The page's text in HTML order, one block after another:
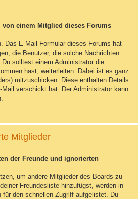
von einem Mitglied dieses Forums
Das E-Mail-Formular dieses Forums hat
die Benutzer, die solche Nachrichten
solltest einem Administrator die
hast, weiterleiten. Dabei ist es ganz
mitzuschicken. Diese enthalten Details
verschickt hat. Der Administrator kann
Mitglieder
der Freunde und ignorierten
um andere Mitglieder des Boards zu
Freundesliste hinzufügst, werden in
für den schnellen Zugriff aufgelistet. Du